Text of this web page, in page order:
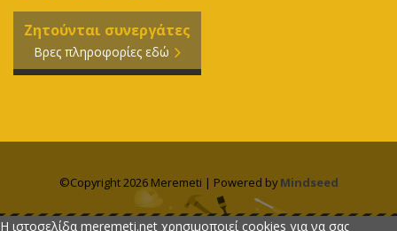
Ζητούνται συνεργάτες
Βρες πληροφορίες εδώ
©Copyright 2026 Meremeti | Powered byMindseed
H ιστοσελίδα meremeti.net χρησιμοποιεί cookies για να σας